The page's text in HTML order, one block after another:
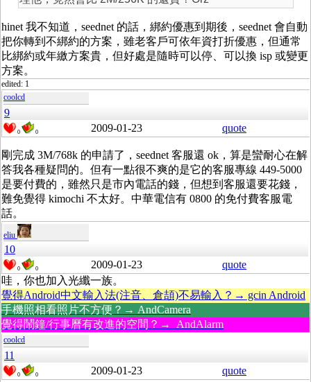
hinet 我不知道，seednet 的話，綁約優惠到期後，seednet 會自動
把你轉到不綁約的方案，雖老客戶可依年資打折優惠，但通常
比綁約或年繳方案貴，但好處是隨時可以停、可以換 isp 或變更
方案。
edited: 1
coolcd
9
0 0 2009-01-23 quote
剛完成 3M/768k 的申請了，seednet 客服還 ok，算是蠻耐心在解
答我各種疑問的。但有一點很不爽的是它的客服專線 449-5000
是要付費的，雖然只是市內電話的錢，但想到客服還要花錢，
難免覺得 kimochi 不太好。中華電信有 0800 的免付費客服電
話。
eliu
10
0 0 2009-01-23
quote
哇，你也加入光纖一族。
覺得Android中文輸入法(注音、倉頡)不易輸入？→ gcin Android
手機照相看照片不方便？→ AndCamera
覺得鬧鐘/行事曆有改進的空間？→ AndAlarm
coolcd
11
0 0 2009-01-23 quote